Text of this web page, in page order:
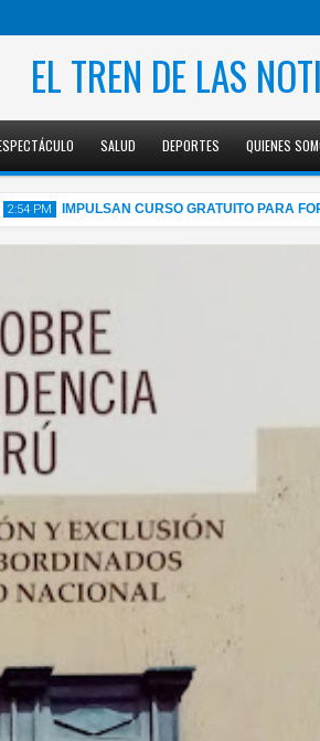
EL TREN DE LAS
SALUD DEPORTES QUIENES
Aug
IMPULSAN CURSO GRATUITO PARA